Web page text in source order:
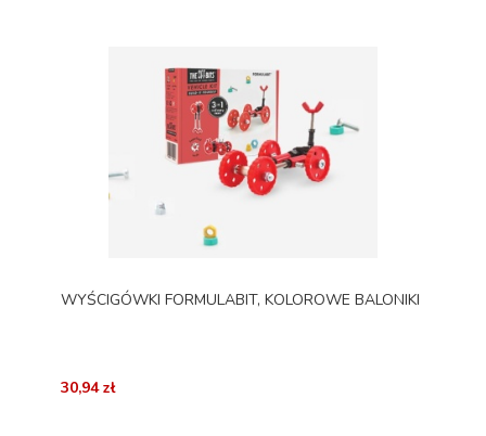
WYŚCIGÓWKI FORMULABIT, KOLOROWE BALONIKI
30,94 zł